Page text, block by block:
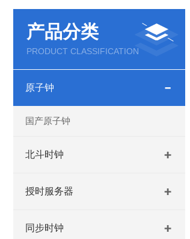
产品分类
PRODUCT CLASSIFICATION
原子钟
国产原子钟
北斗时钟
授时服务器
同步时钟